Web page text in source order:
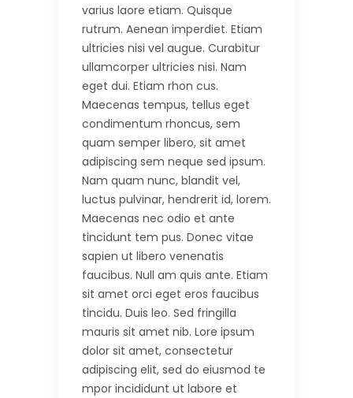
varius laore etiam. Quisque
rutrum. Aenean imperdiet. Etiam
ultricies nisi vel augue. Curabitur
ullamcorper ultricies nisi. Nam
eget dui. Etiam rhon cus.
Maecenas tempus, tellus eget
condimentum rhoncus, sem
quam semper libero, sit amet
adipiscing sem neque sed ipsum.
Nam quam nunc, blandit vel,
luctus pulvinar, hendrerit id, lorem.
Maecenas nec odio et ante
tincidunt tem pus. Donec vitae
sapien ut libero venenatis
faucibus. Null am quis ante. Etiam
sit amet orci eget eros faucibus
tincidu. Duis leo. Sed fringilla
mauris sit amet nib. Lore ipsum
dolor sit amet, consectetur
adipiscing elit, sed do eiusmod te
mpor incididunt ut labore et